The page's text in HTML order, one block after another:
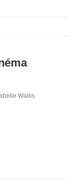
Wallis